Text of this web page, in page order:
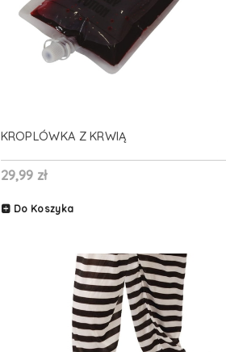
KROPLÓWKA Z KRWIĄ
29,99 zł
Do Koszyka